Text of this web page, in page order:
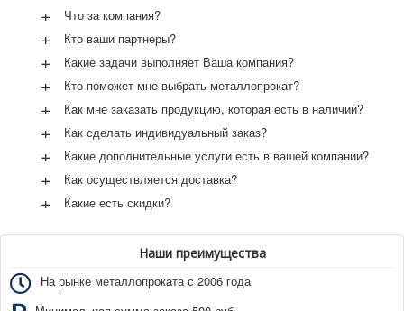
+ Что за компания?
+ Кто ваши партнеры?
+ Какие задачи выполняет Ваша компания?
+ Кто поможет мне выбрать металлопрокат?
+ Как мне заказать продукцию, которая есть в наличии?
+ Как сделать индивидуальный заказ?
+ Какие дополнительные услуги есть в вашей компании?
+ Как осуществляется доставка?
+ Какие есть скидки?
Наши преимущества
На рынке металлопроката с 2006 года